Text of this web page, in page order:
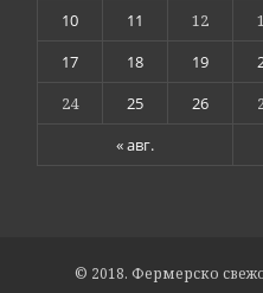
« авг.
10
11 12
17
18 19
24
25 26
© 2018. Фермерско